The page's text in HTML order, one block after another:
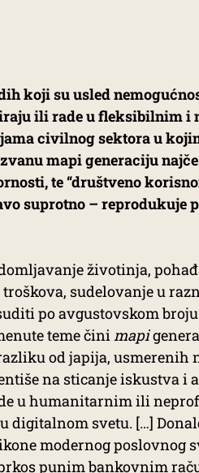
koji su usled
ili rade u fleksibilnim i
civilnog sektora u
mapi generaciju
te “društveno
suprotno – reprodukuje
životinja,
sudelovanje u
po avgustovskom
teme činimapi
od japija, usmerenih
na sticanje iskustva i
u humanitarnim ili
digitalnom svetu. […]
modernog poslovnog
punim bankovnim